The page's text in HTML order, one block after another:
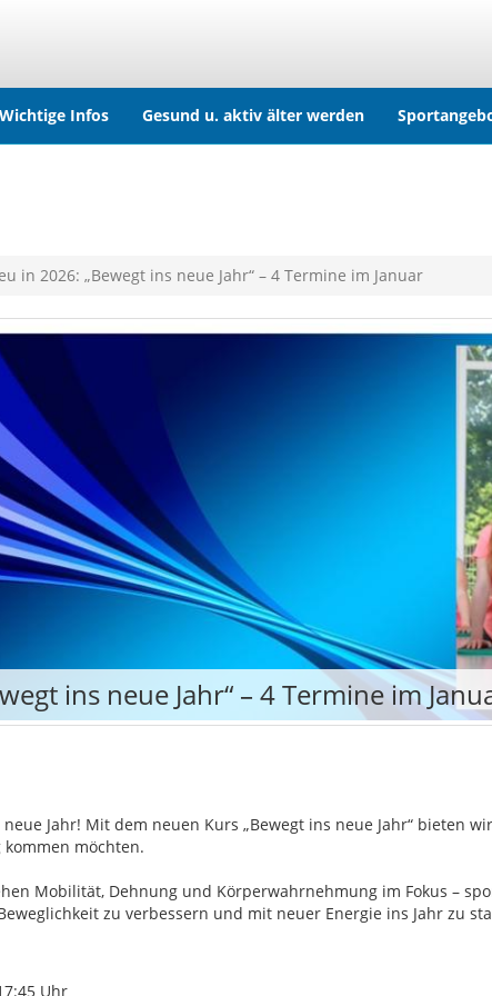
Wichtige Infos Gesund u. aktiv älter werden
in 2026: „Bewegt ins neue Jahr“ – 4 Termine im Januar
ins neue Jahr“ – 4 Termine im
Jahr! Mit dem neuen Kurs „Bewegt ins neue Jahr“ bieten
möchten.
Mobilität, Dehnung und Körperwahrnehmung im Fokus –
zu verbessern und mit neuer Energie ins Jahr zu
Uhr